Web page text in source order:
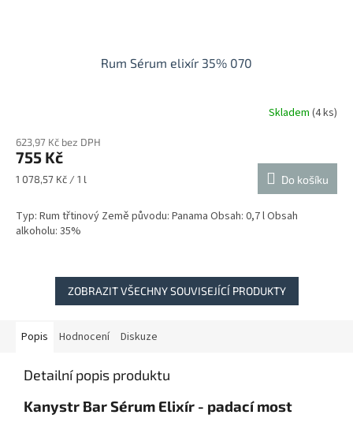
Rum Sérum elixír 35% 070
produktu
je
4,8
hvězdiček.
Skladem(4 ks)
623,97 Kč bez DPH
755 Kč
Měrná
1 078,57 Kč / 1 l Do košíku
Typ: Rum třtinový Země původu: Panama Obsah: 0,7 l Obsah
alkoholu: 35%
ZOBRAZIT VŠECHNY SOUVISEJÍCÍ PRODUKTY
Popis Hodnocení Diskuze
Detailní popis produktu
Kanystr Bar Sérum Elixír - padací most